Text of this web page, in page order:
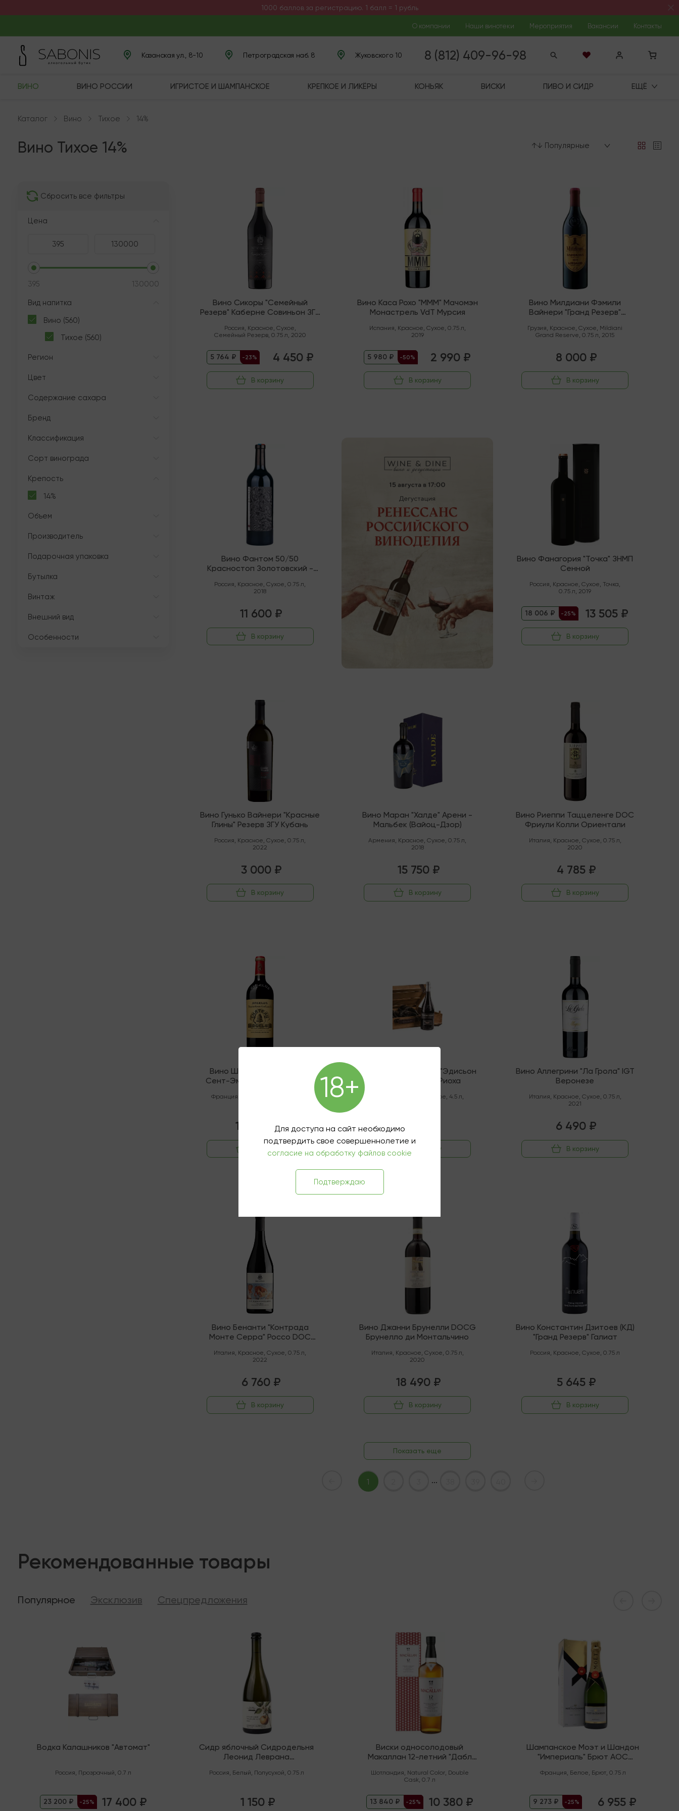
1000 баллов за регистрацию. 1 балл = 1 рубль
О компании Наши винотеки Мероприятия Вакансии Контакты
Казанская ул., 8-10 Петроградская наб. 8 Жуковского 10 8 (812) 409-96-98
ВИНО ВИНО РОССИИ ИГРИСТОЕ И ШАМПАНСКОЕ КРЕПКОЕ И ЛИКЁРЫ КОНЬЯК ВИСКИ ПИВО И СИДР ЕЩЁ
Каталог Вино Тихое 14%
Вино Тихое 14% ↑↓ Популярные
Сбросить все фильтры
Цена
395 130000
Вид напитка
Вино (560)
Тихое (560)
Регион
Цвет
Содержание сахара
Бренд
Классификация
Сорт винограда
Крепость
14%
Объем
Производитель
Подарочная упаковка
Бутылка
Винтаж
Внешний вид
Особенности
Вино Сикоры "Семейный
Резерв" Каберне Совиньон ЗГУ
Россия, Красное, Сухое,
Семейный Резерв, 0.75 л, 2020
5 764 ₽ -23% 4 450 ₽
В корзину
Вино Каса Рохо "МММ" Мачомэн
Монастрель VdT Мурсия
Испания, Красное, Сухое, 0.75 л,
2019
5 980 ₽ -50% 2 990 ₽
В корзину
Вино Милдиани Фэмили
Вайнери "Гранд Резерв"
Грузия, Красное,Сухое, Mildiani
Grand Reserve,0.75 л, 2015
8 000 ₽
В корзину
Вино Фантом 50/50
Красностоп Золотовский -
Дона
Россия, Красное, Сухое, 0.75 л,
2018
11 600 ₽
В корзину
Вино Фанагория "Точка" ЗНМП
Сенной
Россия, Красное,Сухое, Точка,
0.75 л, 2019
18 006 ₽ -25% 13 505 ₽
В корзину
Вино Гунько Вайнери "Красные
Глины" Резерв ЗГУ Кубань
Россия, Красное, Сухое, 0.75 л,
2022
3 000 ₽
В корзину
Вино Маран "Халде" Арени -
Мальбек (Вайоц-Дзор)
Армения, Красное,Сухое,0.75 л,
2018
15 750 ₽
В корзину
Вино Риеппи Таццеленге DOC
Фриули Колли Ориентали
Италия, Красное, Сухое, 0.75 л,
2020
4 785 ₽
В корзину
Вино Шато Анжелюс AOC
Сент-Эмильон Премье Гран
Франция
130 000 ₽
Вино Рамон Бильбао "Эдисьон
Лимитада" DOC Риоха
Сухое, 4.5 л,
18 900 ₽
В корзину
Вино Аллегрини "Ла Грола" IGT
Веронезе
Италия, Красное, Сухое, 0.75 л,
2021
6 490 ₽
В корзину
Вино Бенанти "Контрада
Монте Серра" Россо DOC
Италия, Красное, Сухое, 0.75 л,
2022
6 760 ₽
В корзину
Вино Джанни Брунелли DOCG
Брунелло ди Монтальчино
Италия, Красное, Сухое, 0.75 л,
2020
18 490 ₽
В корзину
Вино Константин Дзитоев (КД)
"Гранд Резерв" Галиат
Россия, Красное,Сухое,0.75 л
5 645 ₽
В корзину
Показать еще
1 ...
Рекомендованные товары
Популярное Эксклюзив Спецпредложения
Водка Калашников "Автомат"
Россия, Прозрачный, 0.7 л
23 200 ₽ -25% 17 400 ₽
Сидр яблочный Сидродельня
Леонид Леврана
Россия, Белый, Полусухой, 0.75 л
1 150 ₽
Виски односолодовый
Макаллан 12-летний "Дабл
Шотландия, Natural Color, Double
Cask, 0.7 л
13 840 ₽ -25% 10 380 ₽
Шампанское Моэт и Шандон
"Империаль" Брют AOC
Франция, Белое, Брют, 0.75 л
9 273 ₽ -25% 6 955 ₽
18+
Для доступа на сайт необходимо
подтвердить свое совершеннолетие и
согласие на обработку файлов cookie
Подтверждаю